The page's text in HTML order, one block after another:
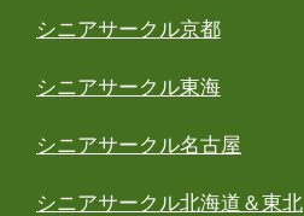
シニアサークル京都
シニアサークル東海
シニアサークル名古屋
シニアサークル北海道＆東北